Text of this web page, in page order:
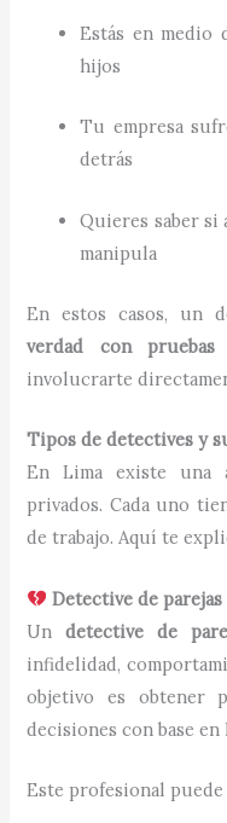
Estás en
hijos
Tu empresa
detrás
Quieres saber
manipula
En estos casos, un
verdad con pruebas
involucrarte
Tipos de detectives y
En Lima existe una
privados. Cada uno
de trabajo. Aquí te
Detective de parejas
Undetective de
infidelidad,
objetivo es obtener
decisiones con base en
Este profesional